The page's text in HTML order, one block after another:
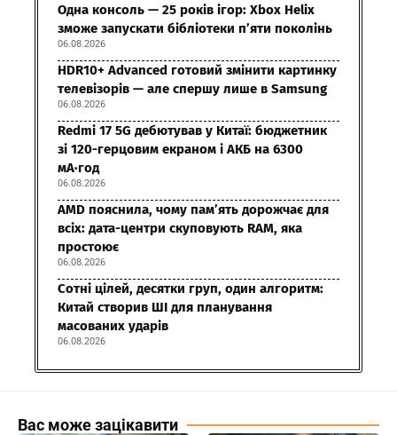
Одна консоль — 25 років ігор: Xbox Helix
зможе запускати бібліотеки п’яти поколінь
06.08.2026
HDR10+ Advanced готовий змінити картинку
телевізорів — але спершу лише в Samsung
06.08.2026
Redmi 17 5G дебютував у Китаї: бюджетник
зі 120-герцовим екраном і АКБ на 6300
мА·год
06.08.2026
AMD пояснила, чому пам’ять дорожчає для
всіх: дата-центри скуповують RAM, яка
простоює
06.08.2026
Сотні цілей, десятки груп, один алгоритм:
Китай створив ШІ для планування
масованих ударів
06.08.2026
Вас може зацікавити